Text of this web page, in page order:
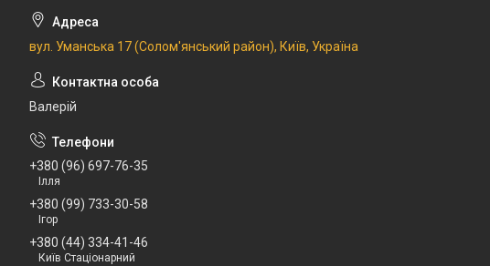
вул. Уманська 17 (Солом'янський район), Київ, Україна
Валерій
+380 (96) 697-76-35
Ілля
+380 (99) 733-30-58
Ігор
+380 (44) 334-41-46
Київ Стаціонарний